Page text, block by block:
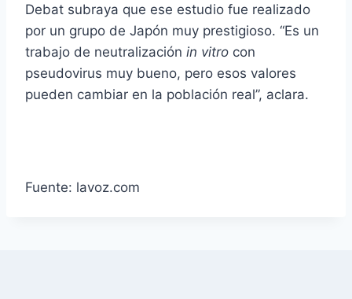
Debat subraya que ese estudio fue realizado
por un grupo de Japón muy prestigioso. “Es un
trabajo de neutralización in vitro con
pseudovirus muy bueno, pero esos valores
pueden cambiar en la población real”, aclara.
Fuente: lavoz.com